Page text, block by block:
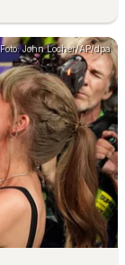
Foto: John Locher/AP/dpa